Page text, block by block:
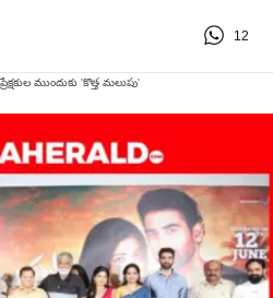
12
ముందుకు 'కొత్త మలుపు'